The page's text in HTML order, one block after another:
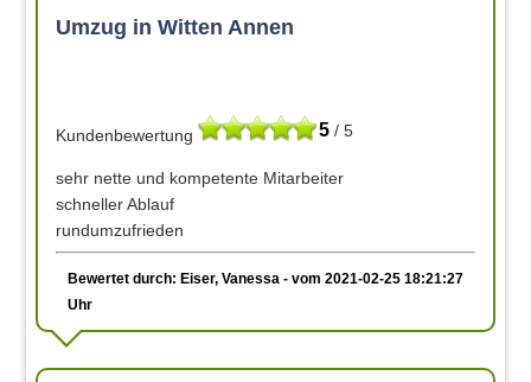
Umzug in Witten Annen
5 / 5
Kundenbewertung
sehr nette und kompetente Mitarbeiter
schneller Ablauf
rundumzufrieden
Bewertet durch: Eiser, Vanessa - vom 2021-02-25 18:21:27
Uhr